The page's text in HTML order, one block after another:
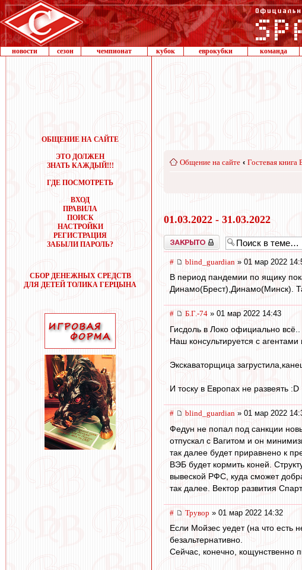
новости сезон чемпионат кубок еврокубки команда
ОБЩЕНИЕ НА САЙТЕ
ЭТО ДОЛЖЕН
ЗНАТЬ КАЖДЫЙ!!!
ГДЕ ПОСМОТРЕТЬ
ВХОД
ПРАВИЛА
ПОИСК
НАСТРОЙКИ
РЕГИСТРАЦИЯ
ЗАБЫЛИ ПАРОЛЬ?
СБОР ДЕНЕЖНЫХ СРЕДСТВ
ДЛЯ ДЕТЕЙ ТОЛИКА ГЕРЦЫНА
Общение на сайте ‹ Гостевая книга
01.03.2022 - 31.03.2022
Закрыто
# blind_guardian » 01 мар 2022
В период пандемии по ящику
Динамо(Брест),Динамо(Минск).
# Б.Г.-74 » 01 мар 2022 14:43
Гисдоль в Локо официально всё..
Наш консультируется с агентами
Экскаваторщица
И тоску в Европах не развеять :D
# blind_guardian » 01 мар 2022
Федун не попал под санкции
отпускал с Вагитом и он
так далее будет приравнено к
ВЭБ будет кормить коней.
вывеской РФС, куда сможет
так далее. Вектор развития
# Трувор » 01 мар 2022 14:32
Если Мойзес уедет (на что есть
безальтернативно.
Сейчас, конечно, кощунственно